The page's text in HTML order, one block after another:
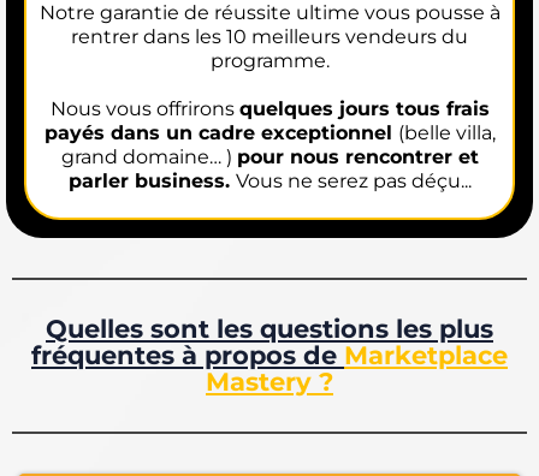
Notre garantie de réussite ultime vous pousse à
rentrer dans les 10 meilleurs vendeurs du
programme.
Nous vous offrirons quelques jours tous frais
payés dans un cadre exceptionnel (belle villa,
grand domaine… ) pour nous rencontrer et
parler business. Vous ne serez pas déçu...
Quelles sont les questions les plus
fréquentes à propos de Marketplace
Mastery ?